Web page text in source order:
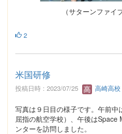
（サターンファイ
2
米国研修
投稿日時 : 2023/07/25 高崎高校
写真は９日目の様子です。午前中
屈指の航空学校）、午後はSpace
ンターを訪問しました。